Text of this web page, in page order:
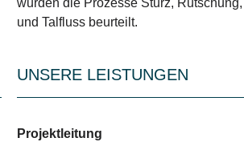
wurden die Prozesse Sturz,
und Talfluss beurteilt.
UNSERE LEISTUNGEN
Projektleitung